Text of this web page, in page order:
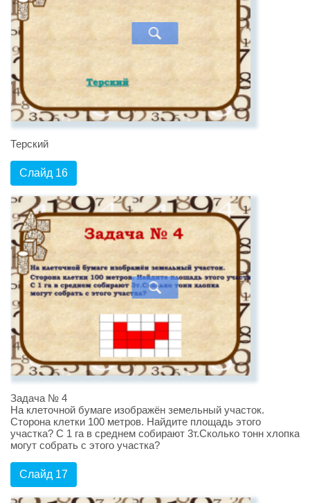
Терский
Слайд 16
Задача № 4
На клеточной бумаге изображён земельный участок.
Сторона клетки 100 метров. Найдите площадь этого
участка? С 1 га в среднем собирают 3т.Сколько тонн хлопка
могут собрать с этого участка?
Слайд 17